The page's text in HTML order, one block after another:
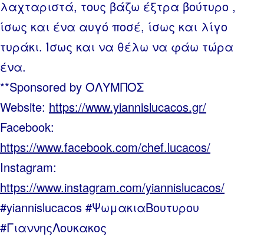
λαχταριστά, τους βάζω έξτρα βούτυρο ,
ίσως και ένα αυγό ποσέ, ίσως και λίγο
τυράκι. Ίσως και να θέλω να φάω τώρα
ένα.
**Sponsored by ΟΛΥΜΠΟΣ
Website: https://www.yiannislucacos.gr/
Facebook:
https://www.facebook.com/chef.lucacos/
Instagram:
https://www.instagram.com/yiannislucacos/
#yiannislucacos #ΨωμακιαΒουτυρου
#ΓιαννηςΛουκακος